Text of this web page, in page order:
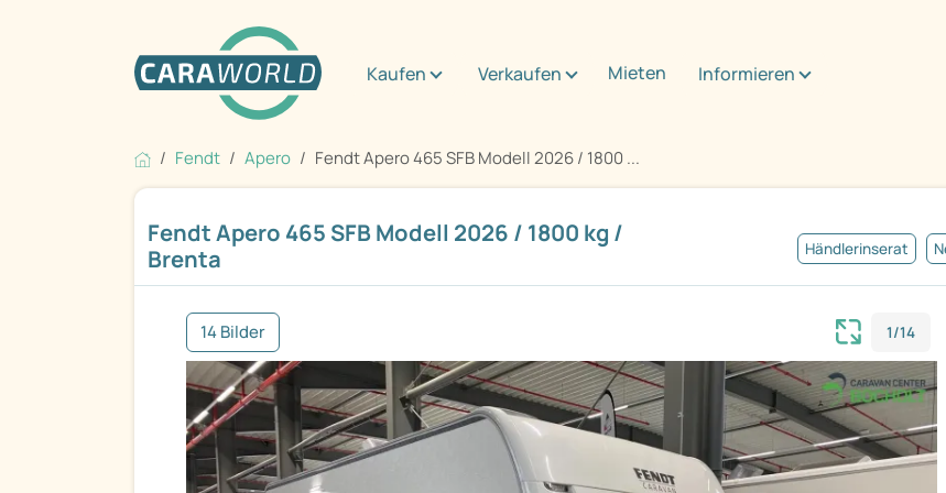
Kaufen Verkaufen Mieten Informieren
Fendt Apero Fendt Apero 465 SFB Modell 2026 / 1800 ...
Fendt Apero 465 SFB Modell 2026 / 1800 kg /
Brenta
Händlerinserat
14 Bilder 1/14